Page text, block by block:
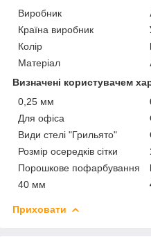
Виробник
Країна виробник
Колір
Матеріал
Визначені користувачем
0,25 мм
Для офіса
Види стелі "Грильято"
Розмір осередків сітки
Порошкове пофарбування
40 мм
Приховати